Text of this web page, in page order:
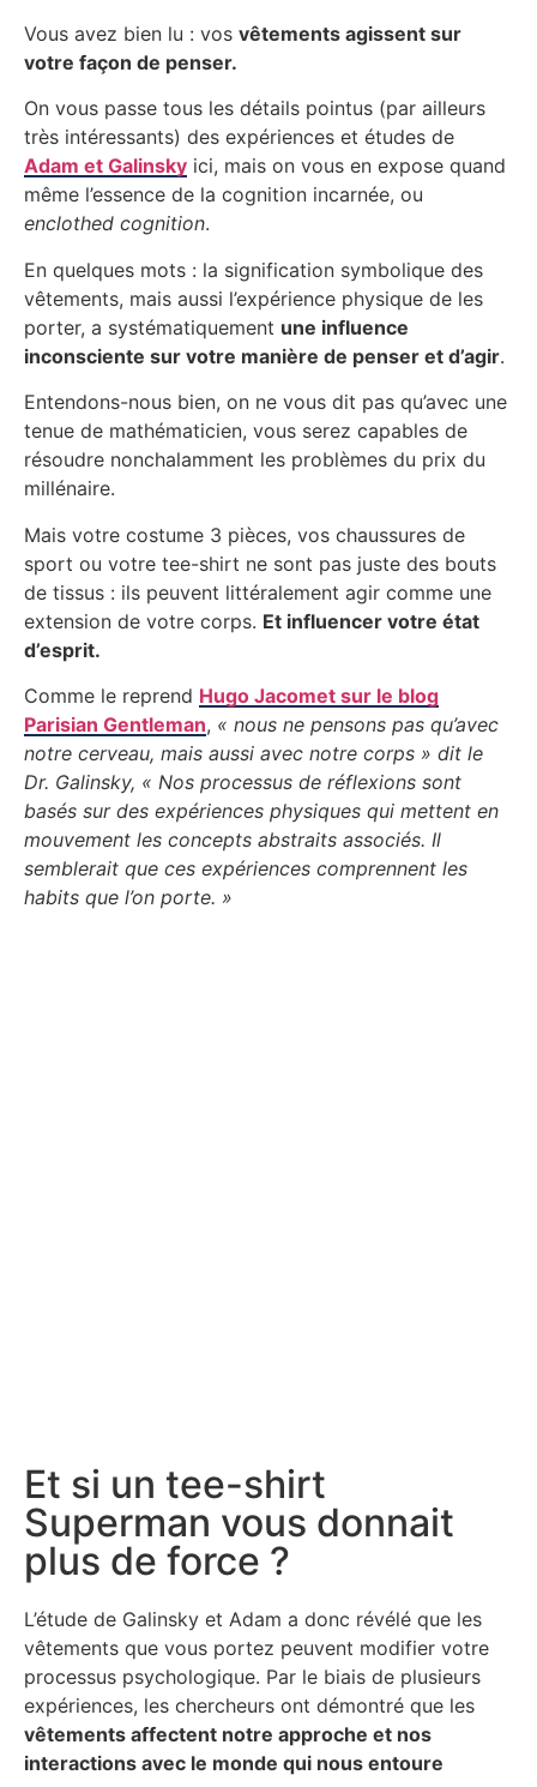
Vous avez bien lu : vos vêtements agissent sur
votre façon de penser.
On vous passe tous les détails pointus (par ailleurs
très intéressants) des expériences et études de
Adam et Galinsky ici, mais on vous en expose quand
même l’essence de la cognition incarnée, ou
enclothed cognition.
En quelques mots : la signification symbolique des
vêtements, mais aussi l’expérience physique de les
porter, a systématiquement une influence
inconsciente sur votre manière de penser et d’agir.
Entendons-nous bien, on ne vous dit pas qu’avec une
tenue de mathématicien, vous serez capables de
résoudre nonchalamment les problèmes du prix du
millénaire.
Mais votre costume 3 pièces, vos chaussures de
sport ou votre tee-shirt ne sont pas juste des bouts
de tissus : ils peuvent littéralement agir comme une
extension de votre corps. Et influencer votre état
d’esprit.
Comme le reprend Hugo Jacomet sur le blog
Parisian Gentleman, « nous ne pensons pas qu’avec
notre cerveau, mais aussi avec notre corps » dit le
Dr. Galinsky, « Nos processus de réflexions sont
basés sur des expériences physiques qui mettent en
mouvement les concepts abstraits associés. Il
semblerait que ces expériences comprennent les
habits que l’on porte. »
Et si un tee-shirt
Superman vous donnait
plus de force ?
L’étude de Galinsky et Adam a donc révélé que les
vêtements que vous portez peuvent modifier votre
processus psychologique. Par le biais de plusieurs
expériences, les chercheurs ont démontré que les
vêtements affectent notre approche et nos
interactions avec le monde qui nous entoure